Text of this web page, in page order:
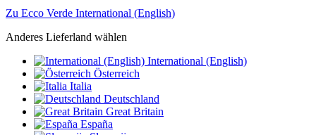
Zu Ecco Verde International (English)
Anderes Lieferland wählen
International (English)
Österreich
Italia
Deutschland
Great Britain
España